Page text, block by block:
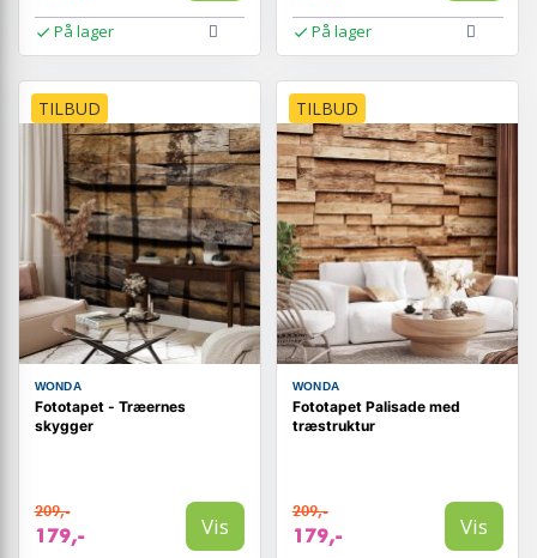
På lager På lager
TILBUD
WONDA
Fototapet - Træernes
skygger
209,-
179,- Vis
TILBUD
WONDA
Fototapet Palisade med
træstruktur
209,-
179,- Vis